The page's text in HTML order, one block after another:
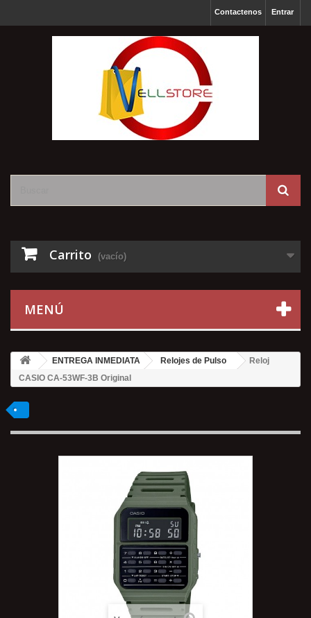
Entrar
Contactenos
Carrito (vacío)
MENÚ
ENTREGA INMEDIATA Relojes de Pulso
Reloj
CASIO CA-53WF-3B Original